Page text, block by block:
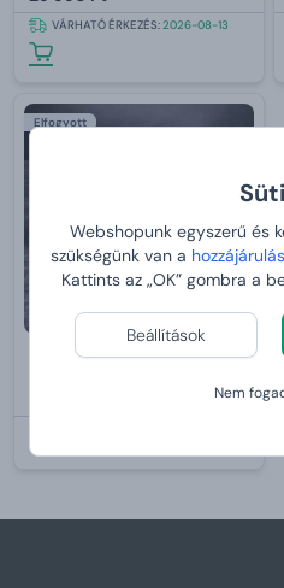
Webshopunk egyszerű és
szükségünk van a
Kattints az „OK” gombra a
Beállítások
Nem
VÁRHATÓ ÉRKEZÉS:2026-08-13
Elfogyott